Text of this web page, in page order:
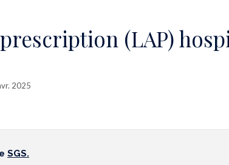
(LAP)
2025
SGS.